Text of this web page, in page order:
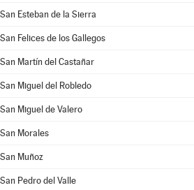
San Esteban de la Sierra
San Felices de los Gallegos
San Martín del Castañar
San Miguel del Robledo
San Miguel de Valero
San Morales
San Muñoz
San Pedro del Valle